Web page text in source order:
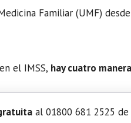
Familiar (UMF)
el IMSS, hay cuatro
al 01800 681 2525